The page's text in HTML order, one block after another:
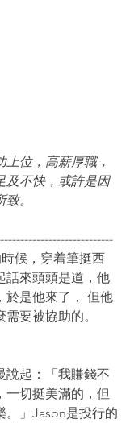
位，高薪厚職，
及不快，或許是因
。
候，穿着筆挺西
話來頭頭是道，他
於是他來了， 但他
要被協助的。
說起：「我賺錢不
一切挺美滿的，但
。」Jason是投行的